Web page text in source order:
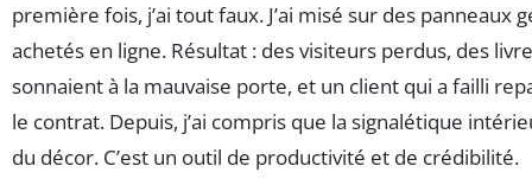
première fois, j’ai tout faux. J’ai misé sur des panneaux
achetés en ligne. Résultat : des visiteurs perdus, des
sonnaient à la mauvaise porte, et un client qui a failli
le contrat. Depuis, j’ai compris que la signalétique
du décor. C’est un outil de productivité et de crédibilité.